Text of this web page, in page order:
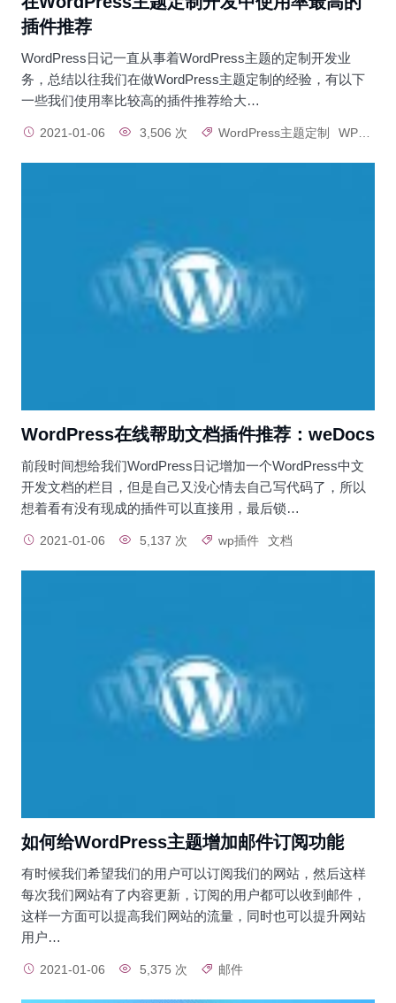
插件推荐
WordPress日记一直从事着WordPress主题的定制开发业
务，总结以往我们在做WordPress主题定制的经验，有以下
一些我们使用率比较高的插件推荐给大…
2021-01-06 3,506 次 WordPress主题定制 WP主题开发
WordPress在线帮助文档插件推荐：weDocs
前段时间想给我们WordPress日记增加一个WordPress中文
开发文档的栏目，但是自己又没心情去自己写代码了，所以
想着看有没有现成的插件可以直接用，最后锁…
2021-01-06 5,137 次 wp插件 文档
如何给WordPress主题增加邮件订阅功能
有时候我们希望我们的用户可以订阅我们的网站，然后这样
每次我们网站有了内容更新，订阅的用户都可以收到邮件，
这样一方面可以提高我们网站的流量，同时也可以提升网站
用户…
2021-01-06 5,375 次 邮件